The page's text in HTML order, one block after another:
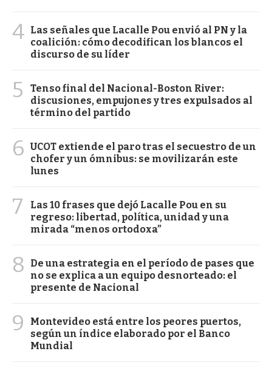
4 Las señales que Lacalle Pou envió al PN y la
coalición: cómo decodifican los blancos el
discurso de su líder
5
Tenso final del Nacional-Boston River:
discusiones, empujones y tres expulsados al
término del partido
6 UCOT extiende el paro tras el secuestro de un
chofer y un ómnibus: se movilizarán este
lunes
7
Las 10 frases que dejó Lacalle Pou en su
regreso: libertad, política, unidad y una
mirada “menos ortodoxa”
8
De una estrategia en el período de pases que
no se explica a un equipo desnorteado: el
presente de Nacional
9
Montevideo está entre los peores puertos,
según un índice elaborado por el Banco
Mundial